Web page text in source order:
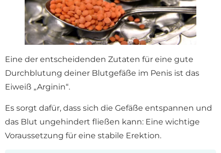
Eine der entscheidenden Zutaten für eine gute
Durchblutung deiner Blutgefäße im Penis ist das
Eiweiß „Arginin“.
Es sorgt dafür, dass sich die Gefäße entspannen und
das Blut ungehindert fließen kann: Eine wichtige
Voraussetzung für eine stabile Erektion.